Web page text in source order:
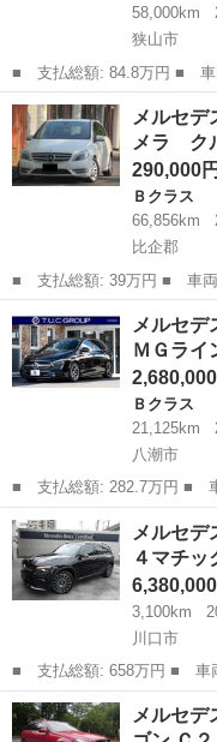
58,000km
狭山市
■ 支払総額: 84.8万円 ■ 車両本体価格： 758,000 円 ■ メーカー
名： メルセデス・ベンツ
ン ■ グレード名： Ｃ２０
Ｇ 正規ディ...
埼玉 狭山市 Ｃクラス
メルセ
メラ ク
290,000円
Ｂクラス
66,856km
比企郡
■ 支払総額: 39万円 ■ 車両本体価格： 290,000 円 ■ メーカー
名： メルセデス・ベンツ
名： Ｂ１８０ Ｂカメラ
サー ＥＴＣ ■ 排...
埼玉 比企郡 Ｂクラス
メルセ
ＭＧラ
Ｂクラス
21,125km
八潮市
■ 支払総額: 282.7万円 ■ 車両本体価格： 2,680,000 円 ■ メーカ
ー名： メルセデス・ベン
名： Ｂ２００ｄ ＡＭＧラ
ティーＰＫ...
埼玉 八潮市 Ｂクラス
メルセ
４マチ
3,100km
川口市
■ 支払総額: 658万円 ■ 車両本体価格： 6,380,000 円 ■ メーカー
名： メルセデス・ベン
ＧＬＢ２００ｄ ４マチッ
埼玉 川口市 ベンツ
メルセデ